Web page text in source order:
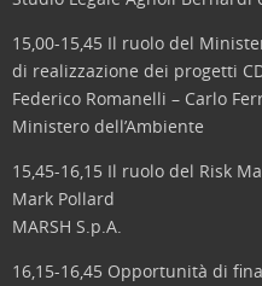
15,00-15,45 Il ruolo del
di realizzazione dei progetti
Federico Romanelli – Carlo
Ministero dell’Ambiente
15,45-16,15 Il ruolo del Risk
Mark Pollard
MARSH S.p.A.
16,15-16,45 Opportunità di